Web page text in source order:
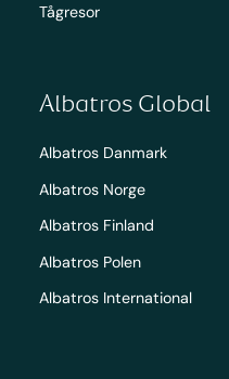
Tågresor
Albatros Global
Albatros Danmark
Albatros Norge
Albatros Finland
Albatros Polen
Albatros International